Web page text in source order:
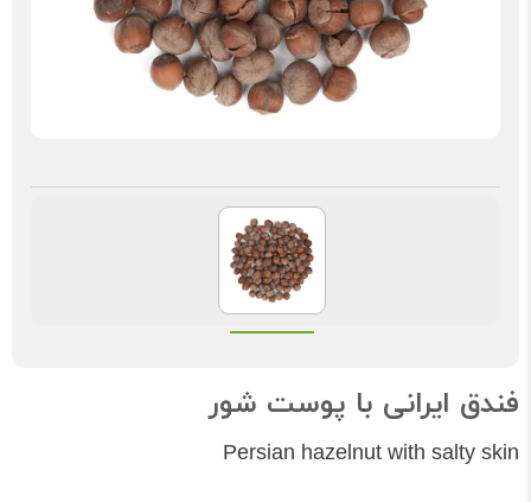
فندق ایرانی با پوست شور
Persian hazelnut with salty skin